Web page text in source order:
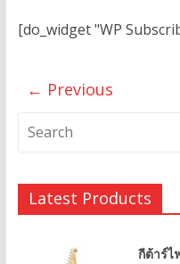
[do_widget "WP
← Previous
Latest Products
กีต้าร์ไ